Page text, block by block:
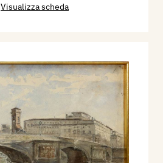
Visualizza scheda